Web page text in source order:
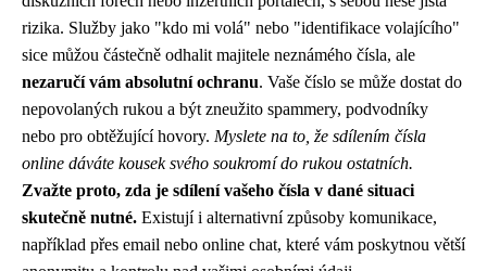
rizika. Služby jako "kdo mi volá" nebo "identifikace volajícího"
sice můžou částečně odhalit majitele neznámého čísla, ale
nezaručí vám absolutní ochranu. Vaše číslo se může dostat do
nepovolaných rukou a být zneužito spammery, podvodníky
nebo pro obtěžující hovory. Myslete na to, že sdílením čísla
online dáváte kousek svého soukromí do rukou ostatních.
Zvažte proto, zda je sdílení vašeho čísla v dané situaci
skutečně nutné. Existují i ​​alternativní způsoby komunikace,
například přes email nebo online chat, které vám poskytnou větší